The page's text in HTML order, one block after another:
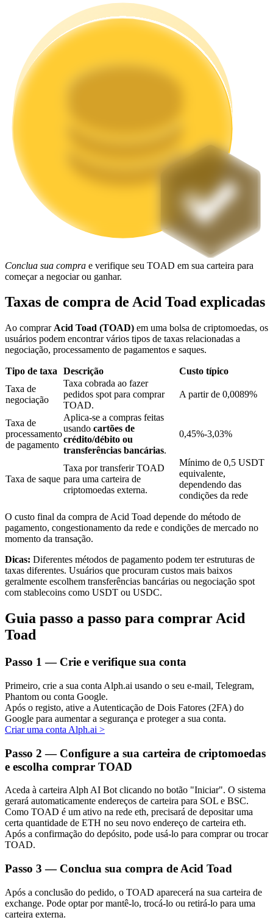
Estacamento
Altos retornos e acesso instantâneo
Staking flexível para ganhar tokens populares.
Bloqueios de BTR
Investimentos exclusivos para titulares de BTR
Empréstimos
Serviço de empréstimo apoiado por criptografia
Obtenha lucro a longo prazo e interesses flexíveis
Aprenda a apostar
Aprenda como ganhar renda passiva
Bitrue
AI
Parceiros Bitrue
Conclua sua compra e verifique seu TOAD em sua carteira para
começar a negociar ou ganhar.
Taxas de compra de Acid Toad explicadas
Ao comprar Acid Toad (TOAD) em uma bolsa de criptomoedas, os
usuários podem encontrar vários tipos de taxas relacionadas a
negociação, processamento de pagamentos e saques.
Tipo de taxa Descrição
Custo típico
Taxa de
negociação
Taxa cobrada ao fazer
pedidos spot para comprar
TOAD.
A partir de 0,0089%
Taxa de
processamento
de pagamento
Aplica-se a compras feitas
usando cartões de
crédito/débito ou
transferências bancárias.
0,45%-3,03%
Taxa de saque
Taxa por transferir TOAD
para uma carteira de
criptomoedas externa.
Mínimo de 0,5 USDT
equivalente,
dependendo das
condições da rede
O custo final da compra de Acid Toad depende do método de
pagamento, congestionamento da rede e condições de mercado no
momento da transação.
Dicas: Diferentes métodos de pagamento podem ter estruturas de
taxas diferentes. Usuários que procuram custos mais baixos
geralmente escolhem transferências bancárias ou negociação spot
com stablecoins como USDT ou USDC.
Guia passo a passo para comprar Acid
Toad
Passo 1 — Crie e verifique sua conta
Primeiro, crie a sua conta Alph.ai usando o seu e-mail, Telegram,
Phantom ou conta Google.
Após o registo, ative a Autenticação de Dois Fatores (2FA) do
Google para aumentar a segurança e proteger a sua conta.
Criar uma conta Alph.ai >
Passo 2 — Configure a sua carteira de criptomoedas
e escolha comprar TOAD
Aceda à carteira Alph AI Bot clicando no botão "Iniciar". O sistema
gerará automaticamente endereços de carteira para SOL e BSC.
Como TOAD é um ativo na rede eth, precisará de depositar uma
certa quantidade de ETH no seu novo endereço de carteira eth.
Após a confirmação do depósito, pode usá-lo para comprar ou trocar
TOAD.
Passo 3 — Conclua sua compra de Acid Toad
Após a conclusão do pedido, o TOAD aparecerá na sua carteira de
exchange. Pode optar por mantê-lo, trocá-lo ou retirá-lo para uma
carteira externa.